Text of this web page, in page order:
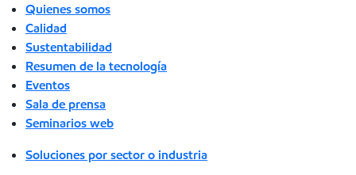
Quienes somos
Calidad
Sustentabilidad
Resumen de la tecnología
Eventos
Sala de prensa
Seminarios web
Soluciones por sector o industria